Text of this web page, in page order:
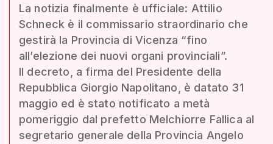
La notizia finalmente è ufficiale: Attilio
Schneck è il commissario straordinario che
gestirà la Provincia di Vicenza “fino
all’elezione dei nuovi organi provinciali”.
Il decreto, a firma del Presidente della
Repubblica Giorgio Napolitano, è datato 31
maggio ed è stato notificato a metà
pomeriggio dal prefetto Melchiorre Fallica al
segretario generale della Provincia Angelo